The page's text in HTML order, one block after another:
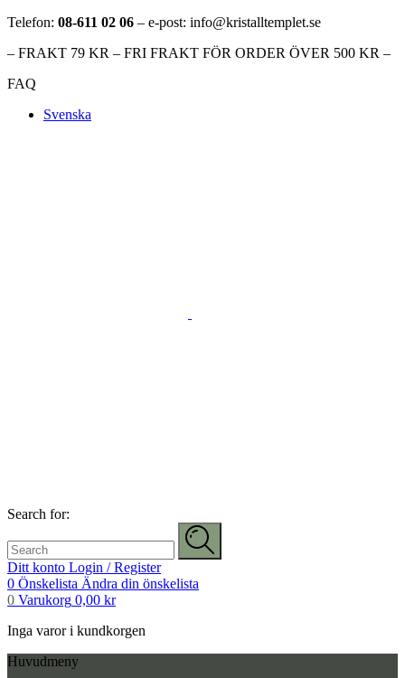
Telefon: 08-611 02 06 – e-post: info@kristalltemplet.se
– FRAKT 79 KR – FRI FRAKT FÖR ORDER ÖVER 500 KR –
FAQ
Svenska
Search for:
Ditt konto Login / Register
0 Önskelista Ändra din önskelista
0 Varukorg 0,00 kr
Inga varor i kundkorgen
Huvudmeny